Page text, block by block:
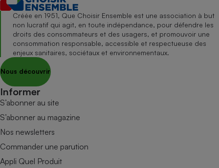
Créée en 1951, Que Choisir Ensemble est une association à but
non lucratif qui agit, en toute indépendance, pour défendre les
droits des consommateurs et des usagers, et promouvoir une
consommation responsable, accessible et respectueuse des
enjeux sanitaires, sociétaux et environnementaux.
Nous découvrir
Informer
S’abonner au site
S’abonner au magazine
Nos newsletters
Commander une parution
Appli Quel Produit